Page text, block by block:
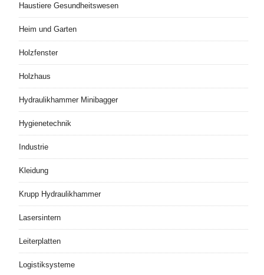
Haustiere Gesundheitswesen
Heim und Garten
Holzfenster
Holzhaus
Hydraulikhammer Minibagger
Hygienetechnik
Industrie
Kleidung
Krupp Hydraulikhammer
Lasersintern
Leiterplatten
Logistiksysteme